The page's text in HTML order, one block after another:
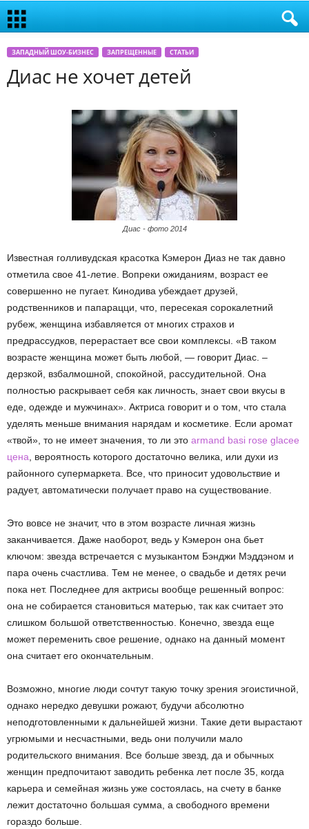
ЗАПАДНЫЙ ШОУ-БИЗНЕС ЗАПРЕЩЕННЫЕ СТАТЬИ
Диас не хочет детей
Диас - фото 2014
Известная голливудская красотка Кэмерон Диаз не так давно
отметила свое 41-летие. Вопреки ожиданиям, возраст ее
совершенно не пугает. Кинодива убеждает друзей,
родственников и папарацци, что, пересекая сорокалетний
рубеж, женщина избавляется от многих страхов и
предрассудков, перерастает все свои комплексы. «В таком
возрасте женщина может быть любой, — говорит Диас. –
дерзкой, взбалмошной, спокойной, рассудительной. Она
полностью раскрывает себя как личность, знает свои вкусы в
еде, одежде и мужчинах». Актриса говорит и о том, что стала
уделять меньше внимания нарядам и косметике. Если аромат
«твой», то не имеет значения, то ли это armand basi rose glacee
цена , вероятность которого достаточно велика, или духи из
районного супермаркета. Все, что приносит удовольствие и
радует, автоматически получает право на существование.
Это вовсе не значит, что в этом возрасте личная жизнь
заканчивается. Даже наоборот, ведь у Кэмерон она бьет
ключом: звезда встречается с музыкантом Бэнджи Мэддэном и
пара очень счастлива. Тем не менее, о свадьбе и детях речи
пока нет. Последнее для актрисы вообще решенный вопрос:
она не собирается становиться матерью, так как считает это
слишком большой ответственностью. Конечно, звезда еще
может переменить свое решение, однако на данный момент
она считает его окончательным.
Возможно, многие люди сочтут такую точку зрения эгоистичной,
однако нередко девушки рожают, будучи абсолютно
неподготовленными к дальнейшей жизни. Такие дети вырастают
угрюмыми и несчастными, ведь они получили мало
родительского внимания. Все больше звезд, да и обычных
женщин предпочитают заводить ребенка лет после 35, когда
карьера и семейная жизнь уже состоялась, на счету в банке
лежит достаточно большая сумма, а свободного времени
гораздо больше.